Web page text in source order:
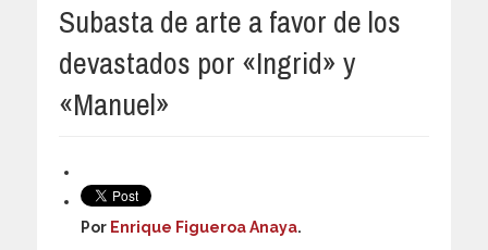
Subasta de arte a favor de los
devastados por «Ingrid» y
«Manuel»
Por Enrique Figueroa Anaya.